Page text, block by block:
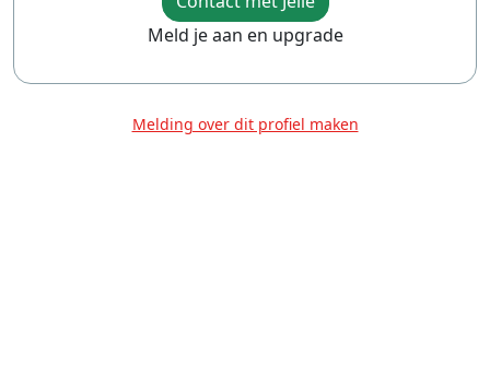
Meld je aan en upgrade
Melding over dit profiel maken